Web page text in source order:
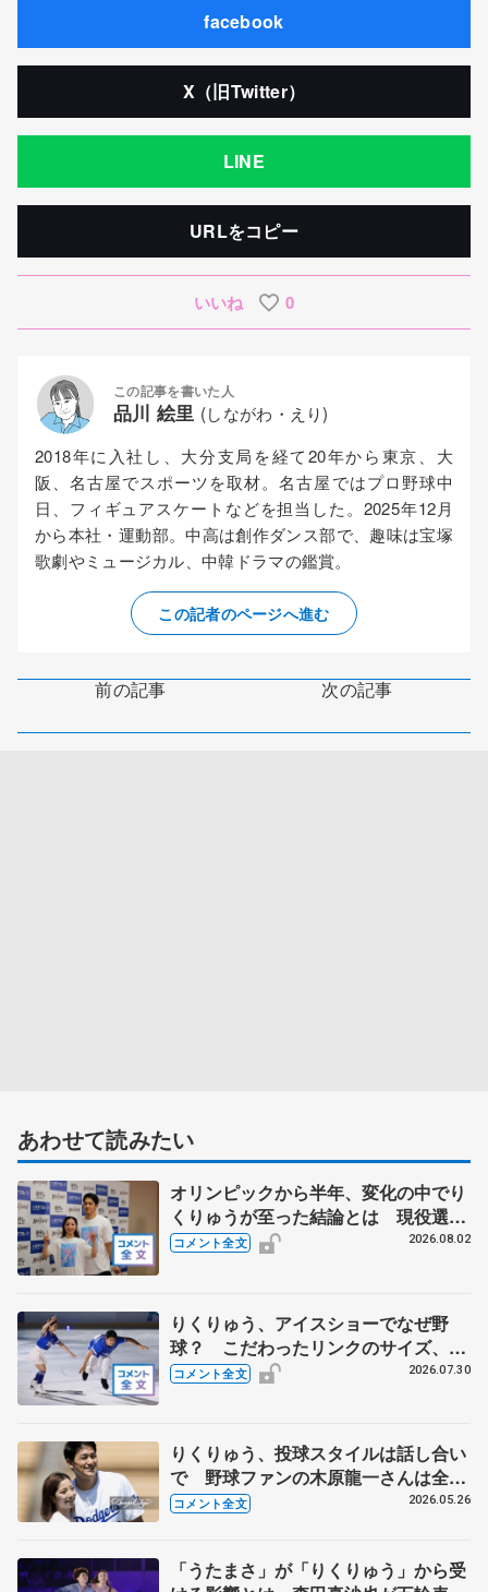
facebook
X（旧Twitter）
LINE
URLをコピー
いいね 0
この記事を書いた人
品川 絵里 (しながわ・えり)
2018年に入社し、大分支局を経て20年から東京、大
阪、名古屋でスポーツを取材。名古屋ではプロ野球中
日、フィギュアスケートなどを担当した。2025年12月
から本社・運動部。中高は創作ダンス部で、趣味は宝塚
歌劇やミュージカル、中韓ドラマの鑑賞。
この記者のページへ進む
前の記事 次の記事
あわせて読みたい
オリンピックから半年、変化の中でり
くりゅうが至った結論とは 現役選手
みたいな今の生活に「引退したんだよ
コメント全文 2026.08.02
りくりゅう、アイスショーでなぜ野
球？ こだわったリンクのサイズ、試
合同様の迫力を 【THE DESTINYリ
コメント全文 2026.07.30
りくりゅう、投球スタイルは話し合い
で 野球ファンの木原龍一さんは全て
に感動 【ドジャース戦始球式】
コメント全文 2026.05.26
「うたまさ」が「りくりゅう」から受